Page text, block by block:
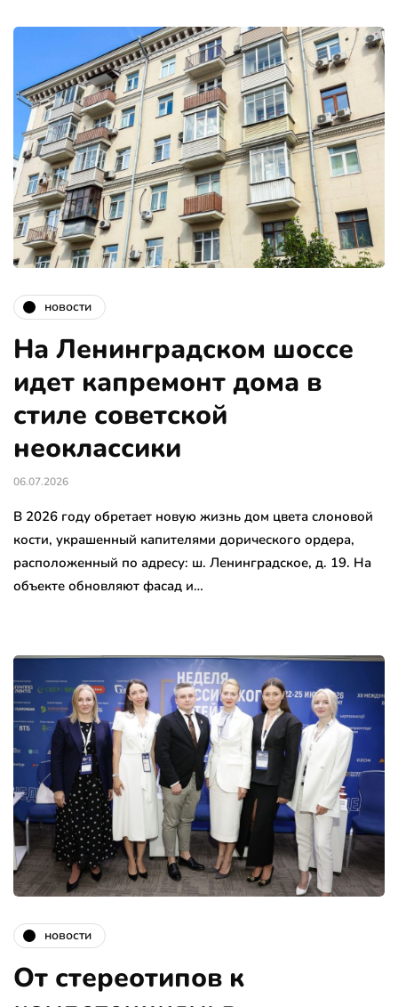
новости
На Ленинградском шоссе
идет капремонт дома в
стиле советской
неоклассики
06.07.2026
В 2026 году обретает новую жизнь дом цвета слоновой
кости, украшенный капителями дорического ордера,
расположенный по адресу: ш. Ленинградское, д. 19. На
объекте обновляют фасад и…
новости
От стереотипов к